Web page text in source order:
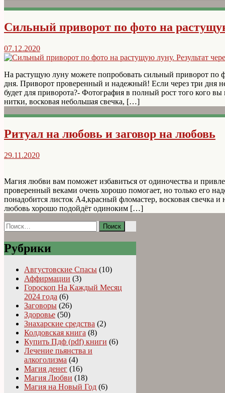
Сильный приворот по фото на
07.12.2020
На растущую луну можете попробовать сильный приворот по
дня. Приворот проверенный и надежный! Если через три дня
будет для приворота?- Фотография в полный рост того кого
нитки, восковая небольшая свечка, […]
Ритуал на любовь и заговор на любовь
29.11.2020
Магия любви вам поможет избавиться от одиночества и
проверенный веками очень хорошо помогает, но только его
понадобится листок А4,красный фломастер, восковая свечка
любовь хорошо подойдёт одиноким […]
Найти:
Рубрики
Августовские Спасы (10)
Аффирмации (3)
Гороскоп На Каждый Месяц
2024 года (6)
Заговоры (26)
Здоровье (50)
Знахарские средства (2)
Колдовская книга (8)
Купить Пдф (pdf) книги (6)
Лечение пьянства и
алкоголизма (4)
Магия денег (16)
Магия Любви (18)
Магия на Новый Год (6)